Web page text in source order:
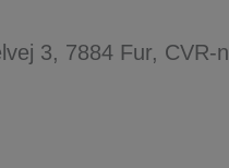
3, 7884 Fur, CVR-